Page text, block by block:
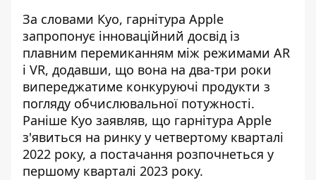
За словами Куо, гарнітура Apple
запропонує інноваційний досвід із
плавним перемиканням між режимами AR
і VR, додавши, що вона на два-три роки
випереджатиме конкуруючі продукти з
погляду обчислювальної потужності.
Раніше Куо заявляв, що гарнітура Apple
з'явиться на ринку у четвертому кварталі
2022 року, а постачання розпочнеться у
першому кварталі 2023 року.